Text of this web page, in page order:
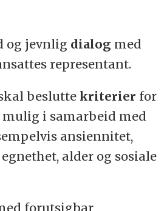
og jevnlig dialog med
representant.
beslutte kriterier for
mulig i samarbeid med
ansiennitet,
alder og sosiale
forutsigbar,